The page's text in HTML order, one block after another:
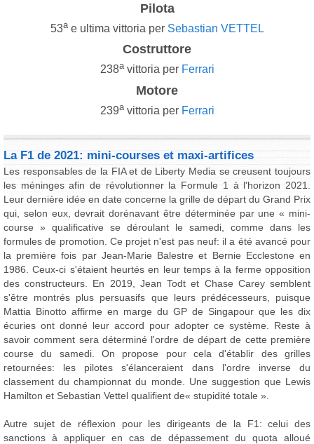
Pilota
53ae ultima vittoria per Sebastian VETTEL
Costruttore
238avittoria per Ferrari
Motore
239avittoria per Ferrari
La F1 de 2021: mini-courses et maxi-artifices
Les responsables de la FIA et de Liberty Media se creusent toujours
les méninges afin de révolutionner la Formule 1 à l'horizon 2021.
Leur dernière idée en date concerne la grille de départ du Grand Prix
qui, selon eux, devrait dorénavant être déterminée par une « mini-
course » qualificative se déroulant le samedi, comme dans les
formules de promotion. Ce projet n'est pas neuf: il a été avancé pour
la première fois par Jean-Marie Balestre et Bernie Ecclestone en
1986. Ceux-ci s'étaient heurtés en leur temps à la ferme opposition
des constructeurs. En 2019, Jean Todt et Chase Carey semblent
s'être montrés plus persuasifs que leurs prédécesseurs, puisque
Mattia Binotto affirme en marge du GP de Singapour que les dix
écuries ont donné leur accord pour adopter ce système. Reste à
savoir comment sera déterminé l'ordre de départ de cette première
course du samedi. On propose pour cela d'établir des grilles
retournées: les pilotes s'élanceraient dans l'ordre inverse du
classement du championnat du monde. Une suggestion que Lewis
Hamilton et Sebastian Vettel qualifient de« stupidité totale ».
Autre sujet de réflexion pour les dirigeants de la F1: celui des
sanctions à appliquer en cas de dépassement du quota alloué